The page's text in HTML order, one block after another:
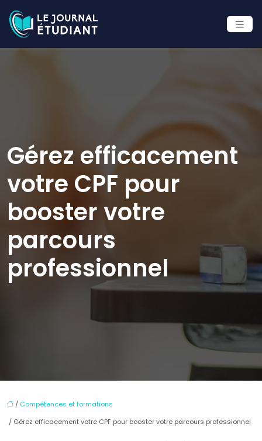
Gérez efficacement
votre CPF pour
booster votre
parcours
professionnel
/ Compétences et formations
/ Gérez efficacement votre CPF pour booster votre parcours professionnel